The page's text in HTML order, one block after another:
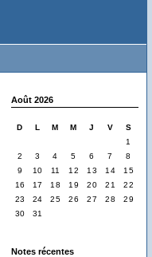
Août 2026
D L M M J V
S
1
2
3 4 5 6 7
8
9
10 11 12 13 14
15
16
17 18 19 20 21
22
23
24 25 26 27 28
29
30
31
Notes récentes